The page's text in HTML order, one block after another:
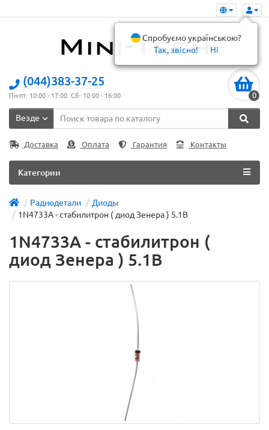
(044)383-37-25
Пн-пт: 10:00 - 17:00. Сб: 10:00 - 16:00 0
Везде
Доставка Оплата Гарантия Контакты
Категории
Радиодетали
Диоды
1N4733A - стабилитрон ( диод Зенера ) 5.1В
1N4733A - стабилитрон (
диод Зенера ) 5.1В
Спробуємо українською?
Так, звісно!
Ні